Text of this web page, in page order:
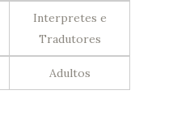
Interpretes e
Tradutores
Adultos